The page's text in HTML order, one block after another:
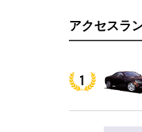
アクセスラ